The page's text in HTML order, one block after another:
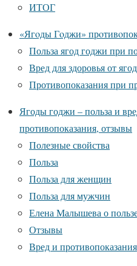
ИТОГ
«Ягoды Гoджи»
Польза ягод годжи при
Вред для здоровья от
Противопоказания при
Ягоды годжи – польза и
противопоказания, отзывы
Полезные свойства
Польза
Польза для женщин
Польза для мужчин
Елена Малышева о
Отзывы
Вред и противопоказания